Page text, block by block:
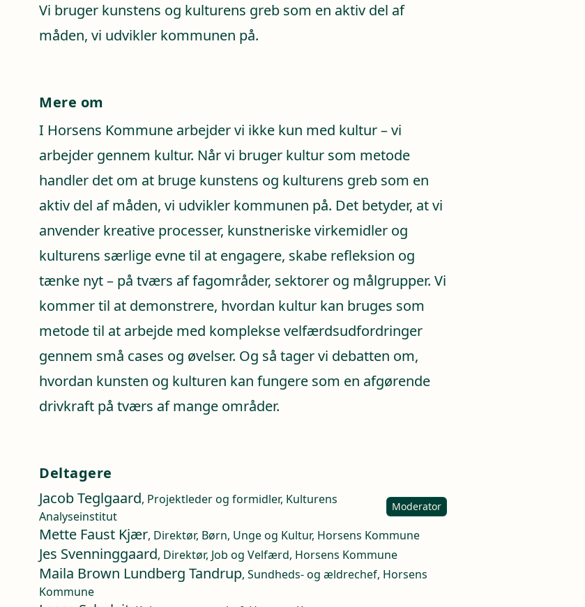
Vi bruger kunstens og kulturens greb som en aktiv del af
måden, vi udvikler kommunen på.
Mere om
I Horsens Kommune arbejder vi ikke kun med kultur – vi
arbejder gennem kultur. Når vi bruger kultur som metode
handler det om at bruge kunstens og kulturens greb som en
aktiv del af måden, vi udvikler kommunen på. Det betyder, at vi
anvender kreative processer, kunstneriske virkemidler og
kulturens særlige evne til at engagere, skabe refleksion og
tænke nyt – på tværs af fagområder, sektorer og målgrupper. Vi
kommer til at demonstrere, hvordan kultur kan bruges som
metode til at arbejde med komplekse velfærdsudfordringer
gennem små cases og øvelser. Og så tager vi debatten om,
hvordan kunsten og kulturen kan fungere som en afgørende
drivkraft på tværs af mange områder.
Deltagere
Jacob Teglgaard, Projektleder og formidler, Kulturens
Analyseinstitut
Moderator
Mette Faust Kjær, Direktør, Børn, Unge og Kultur, Horsens Kommune
Jes Svenninggaard, Direktør, Job og Velfærd, Horsens Kommune
Maila Brown Lundberg Tandrup, Sundheds- og ældrechef, Horsens
Kommune